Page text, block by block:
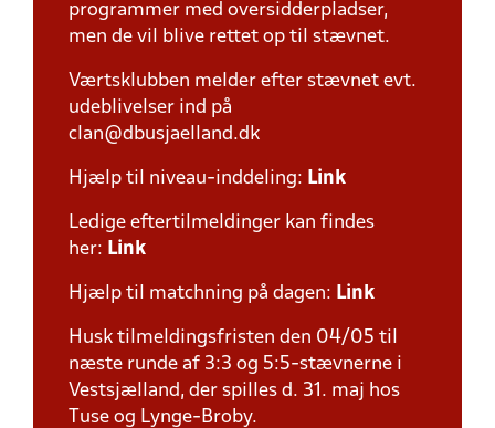
programmer med oversidderpladser,
men de vil blive rettet op til stævnet.
Værtsklubben melder efter stævnet evt.
udeblivelser ind på
clan@dbusjaelland.dk
Hjælp til niveau-inddeling: Link
Ledige eftertilmeldinger kan findes
her: Link
Hjælp til matchning på dagen: Link
Husk tilmeldingsfristen den 04/05 til
næste runde af 3:3 og 5:5-stævnerne i
Vestsjælland, der spilles d. 31. maj hos
Tuse og Lynge-Broby.